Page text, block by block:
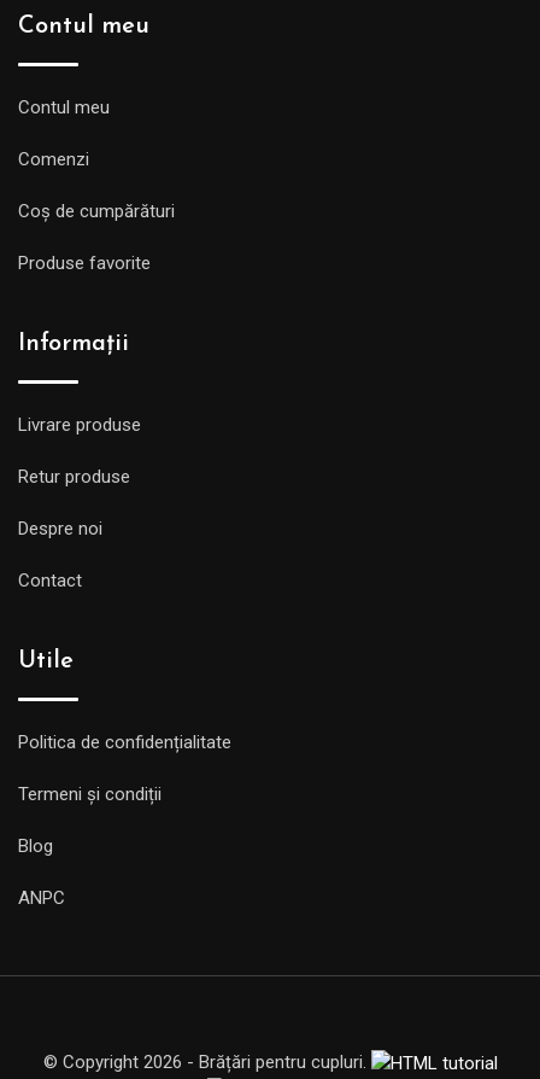
Contul meu
Contul meu
Comenzi
Coș de cumpărături
Produse favorite
Informații
Livrare produse
Retur produse
Despre noi
Contact
Utile
Politica de confidențialitate
Termeni și condiții
Blog
ANPC
© Copyright 2026 - Brățări pentru cupluri.